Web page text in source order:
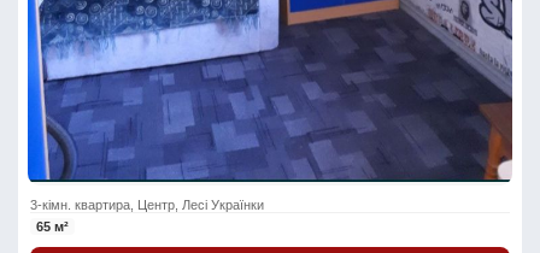
3-кімн. квартира, Центр, Лесі Українки
65 м²